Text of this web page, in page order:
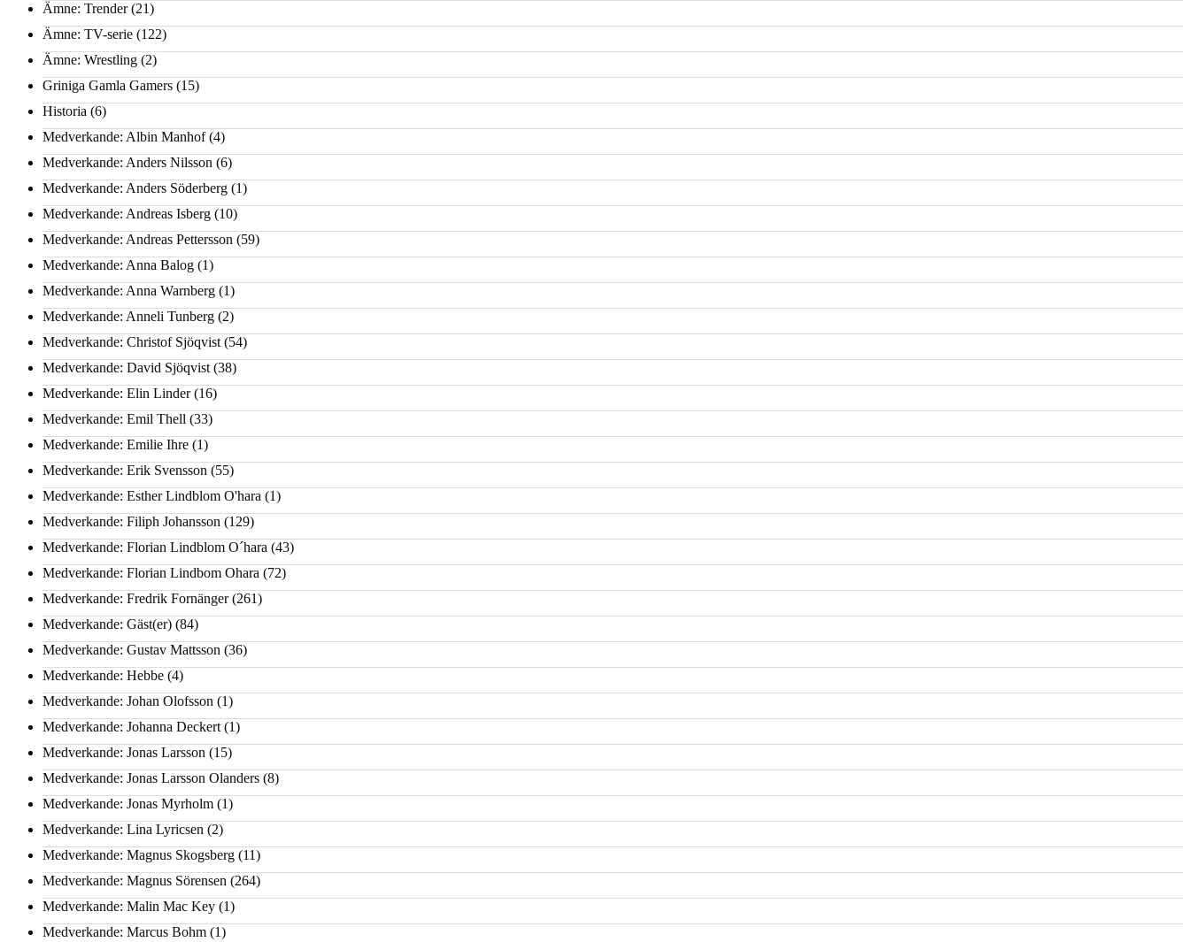
Ämne: Trender(21)
Ämne: TV-serie (122)
Ämne: Wrestling (2)
Griniga Gamla Gamers (15)
Historia (6)
Medverkande: Albin Manhof(4)
Medverkande: Anders Nilsson (6)
Medverkande: Anders Söderberg (1)
Medverkande: Andreas Isberg (10)
Medverkande: Andreas Pettersson (59)
Medverkande: Anna Balog (1)
Medverkande: Anna Warnberg (1)
Medverkande: Anneli Tunberg (2)
Medverkande: Christof Sjöqvist (54)
Medverkande: David Sjöqvist (38)
Medverkande: Elin Linder(16)
Medverkande: Emil Thell (33)
Medverkande: Emilie Ihre (1)
Medverkande: Erik Svensson (55)
Medverkande: Esther Lindblom O'hara (1)
Medverkande: Filiph Johansson (129)
Medverkande: Florian Lindblom O´hara (43)
Medverkande: Florian Lindbom Ohara (72)
Medverkande: Fredrik Fornänger(261)
Medverkande: Gäst(er) (84)
Medverkande: Gustav Mattsson (36)
Medverkande: Hebbe (4)
Medverkande: Johan Olofsson (1)
Medverkande: Johanna Deckert (1)
Medverkande: Jonas Larsson (15)
Medverkande: Jonas Larsson Olanders (8)
Medverkande: Jonas Myrholm (1)
Medverkande: Lina Lyricsen (2)
Medverkande: Magnus Skogsberg (11)
Medverkande: Magnus Sörensen (264)
Medverkande: Malin Mac Key (1)
Medverkande: Marcus Bohm (1)